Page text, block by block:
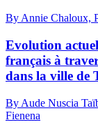
By Annie Chaloux,
Evolution
français à
dans la ville de
By Aude Nuscia
Fienena